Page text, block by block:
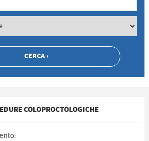
COLOPROCTOLOGICHE